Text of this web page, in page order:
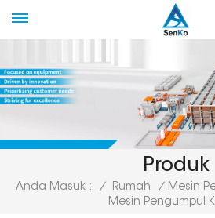
Produk
Anda Masuk : / Rumah / Mesin
Mesin Pengumpul